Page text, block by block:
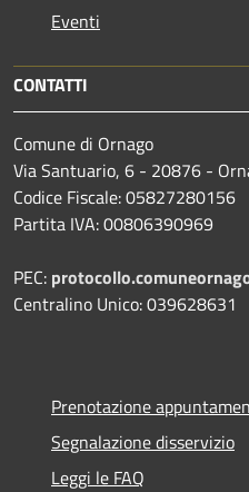
Eventi
CONTATTI
Comune di Ornago
Via Santuario, 6 - 20876 -
Codice Fiscale: 05827280156
Partita IVA: 00806390969
PEC:
Centralino Unico: 039628631
Prenotazione
Segnalazione disservizio
Leggi le FAQ